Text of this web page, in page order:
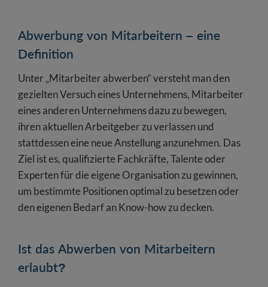
Abwerbung von Mitarbeitern – eine
Definition
Unter „Mitarbeiter abwerben“ versteht man den
gezielten Versuch eines Unternehmens, Mitarbeiter
eines anderen Unternehmens dazu zu bewegen,
ihren aktuellen Arbeitgeber zu verlassen und
stattdessen eine neue Anstellung anzunehmen. Das
Ziel ist es, qualifizierte Fachkräfte, Talente oder
Experten für die eigene Organisation zu gewinnen,
um bestimmte Positionen optimal zu besetzen oder
den eigenen Bedarf an Know-how zu decken.
Ist das Abwerben von Mitarbeitern
erlaubt?